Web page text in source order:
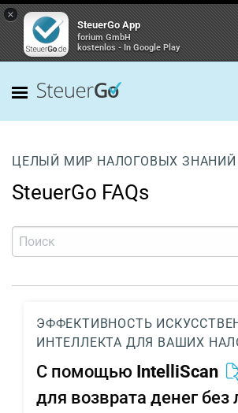
×
SteuerGo App
forium GmbH
kostenlos - In Google Play
ЦЕЛЫЙ МИР НАЛОГОВЫХ ЗНАНИЙ
SteuerGo FAQs
ЭФФЕКТИВНОСТЬ
ИНТЕЛЛЕКТА ДЛЯ ВАШИХ
С помощью IntelliScan
для возврата денег